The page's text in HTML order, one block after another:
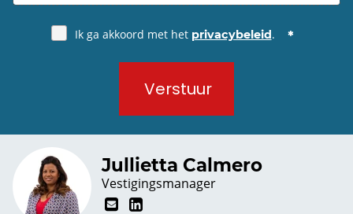
Jullietta Calmero
Vestigingsmanager
Ik ga akkoord met het privacybeleid .
Verstuur